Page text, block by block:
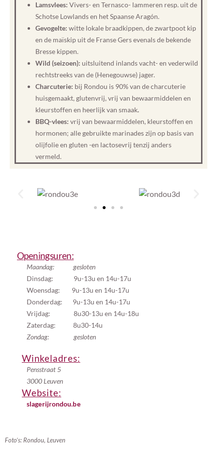
Lamsvlees: Vivers- en Ternasco- lammeren resp. uit de
Schotse Lowlands en het Spaanse Aragón.
Gevogelte: witte lokale braadkippen, de zwartpoot kip
en de maïskip uit de Franse Gers evenals de bekende
Bresse kippen.
Wild (seizoen): uitsluitend inlands vacht- en vederwild
rechtstreeks van de (Henegouwse) jager.
Charcuterie: bij Rondou is 90% van de charcuterie
huisgemaakt, glutenvrij, vrij van bewaarmiddelen en
kleurstoffen en heerlijk van smaak.
BBQ-vlees: vrij van bewaarmiddelen, kleurstoffen en
hormonen; alle gebruikte marinades zijn op basis van
olijfolie en gluten -en lactosevrij tenzij anders
vermeld.
Openingsuren:
Maandag: gesloten
Dinsdag: 9u-13u en 14u-17u
Woensdag: 9u-13u en 14u-17u
Donderdag: 9u-13u en 14u-17u
Vrijdag: 8u30-13u en 14u-18u
Zaterdag: 8u30-14u
Zondag: gesloten
Winkeladres:
Pensstraat 5
3000 Leuven
Website:
slagerijrondou.be
Foto’s: Rondou, Leuven